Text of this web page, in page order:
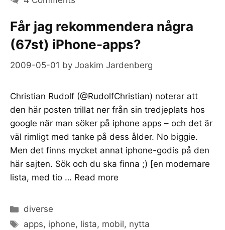
Får jag rekommendera några
(67st) iPhone-apps?
2009-05-01 by Joakim Jardenberg
Christian Rudolf (@RudolfChristian) noterar att
den här posten trillat ner från sin tredjeplats hos
google när man söker på iphone apps – och det är
väl rimligt med tanke på dess ålder. No biggie.
Men det finns mycket annat iphone-godis på den
här sajten. Sök och du ska finna ;) [en modernare
lista, med tio … Read more
Categories
diverse
Tags
apps, iphone, lista, mobil, nytta